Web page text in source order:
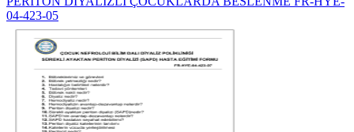
04-423-05